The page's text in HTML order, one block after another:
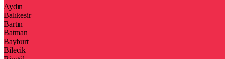
Aydın
Balıkesir
Bartın
Batman
Bayburt
Bilecik